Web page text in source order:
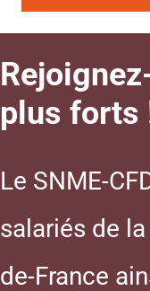
plus forts
Le SNME-
salariés de
de-France